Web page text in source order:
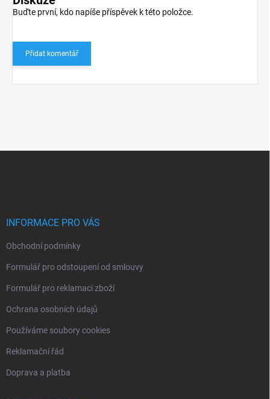
Buďte první, kdo napíše příspěvek k této položce.
Přidat komentář
INFORMACE PRO VÁS
Obchodní podmínky
Formulář pro odstoupení od smlouvy
Formulář pro reklamaci zboží
Ochrana osobních údajů
Používáme soubory cookies
Reklamační řád
Doprava a platba